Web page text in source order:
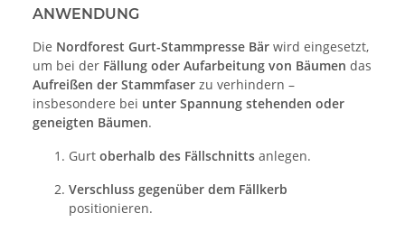
ANWENDUNG
Die Nordforest Gurt-Stammpresse Bär wird eingesetzt,
um bei der Fällung oder Aufarbeitung von Bäumen das
Aufreißen der Stammfaser zu verhindern –
insbesondere bei unter Spannung stehenden oder
geneigten Bäumen.
Gurt oberhalb des Fällschnitts anlegen.
Verschluss gegenüber dem Fällkerb
positionieren.